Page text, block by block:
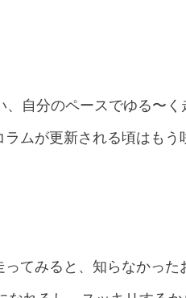
自分のペースでゆる〜く
ムが更新される頃はもう
てみると、知らなかっ